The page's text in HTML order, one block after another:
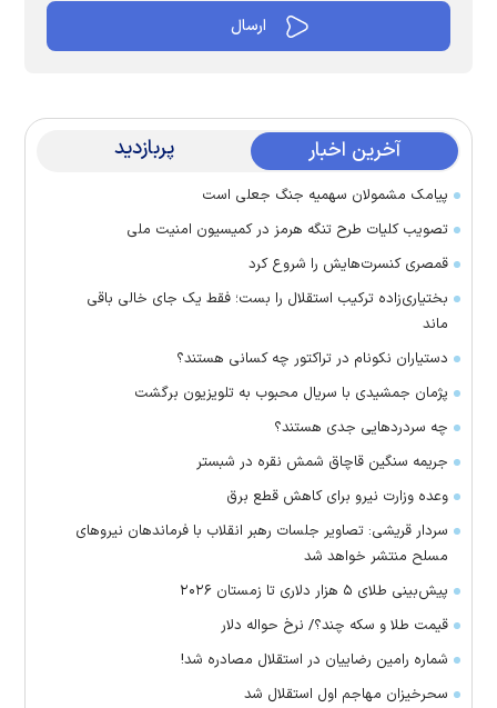
آخرین اخبار پربازدید
پیامک مشمولان سهمیه جنگ جعلی است
تصویب کلیات طرح تنگه هرمز در کمیسیون امنیت ملی
قمصری کنسرت‌هایش را شروع کرد
بختیاری‌زاده ترکیب استقلال را بست؛ فقط یک جای خالی باقی
ماند
دستیاران نکونام در تراکتور چه کسانی هستند؟
پژمان جمشیدی با سریال محبوب به تلویزیون برگشت
چه سردرد‌هایی جدی هستند؟
جریمه سنگین قاچاق شمش نقره در شبستر
وعده وزارت نیرو برای کاهش قطع برق
سردار قریشی: تصاویر جلسات رهبر انقلاب با فرماندهان نیرو‌های
مسلح منتشر خواهد شد
پیش‌بینی طلای ۵ هزار دلاری تا زمستان ۲۰۲۶
قیمت طلا و سکه چند؟/ نرخ حواله دلار
شماره رامین رضاییان در استقلال مصادره شد!
سحرخیزان مهاجم اول استقلال شد